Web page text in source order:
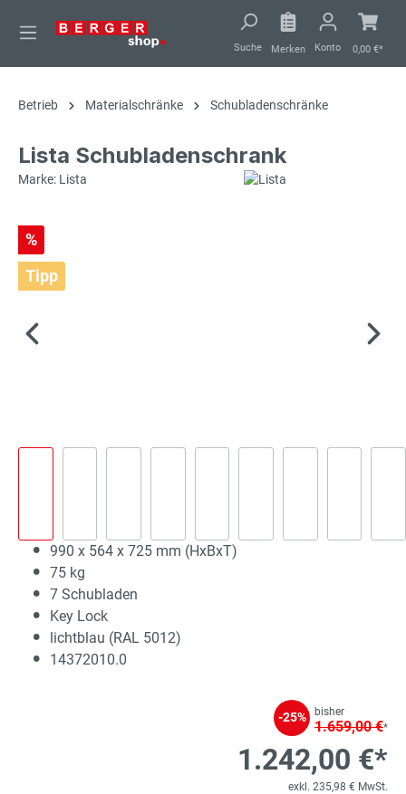
springen
Suche Merken Konto 0,00 €*
Betrieb Materialschränke Schubladenschränke
Lista Schubladenschrank
Marke: Lista
%
Tipp
990 x 564 x 725 mm (HxBxT)
75 kg
7 Schubladen
Key Lock
lichtblau (RAL 5012)
14372010.0
-25% bisher
1.659,00 €*
1.242,00 €*
exkl. 235,98 € MwSt.